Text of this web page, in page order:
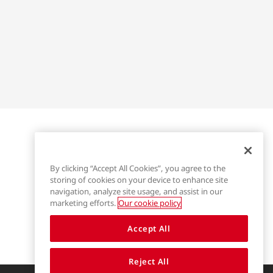
By clicking “Accept All Cookies”, you agree to the
storing of cookies on your device to enhance site
navigation, analyze site usage, and assist in our
marketing efforts. Our cookie policy
Accept All
Reject All